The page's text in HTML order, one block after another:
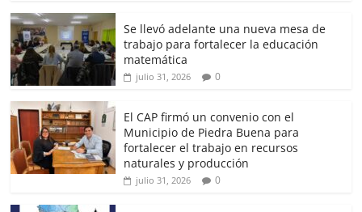
Se llevó adelante una nueva mesa de
trabajo para fortalecer la educación
matemática
julio 31, 2026 0
El CAP firmó un convenio con el
Municipio de Piedra Buena para
fortalecer el trabajo en recursos
naturales y producción
julio 31, 2026 0